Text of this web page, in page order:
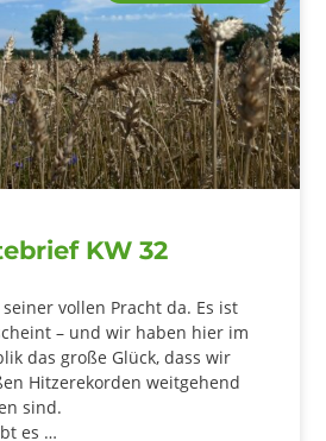
KW 32
vollen Pracht da. Es ist
– und wir haben hier im
das große Glück, dass wir
Hitzerekorden weitgehend
sind.
es …